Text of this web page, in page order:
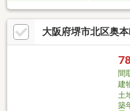
大阪府堺市北区奥
間
建
土
築